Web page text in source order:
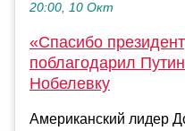
20:00, 10 Окт
«Спасибо
поблагодарил
Нобелевку
Американский лидер